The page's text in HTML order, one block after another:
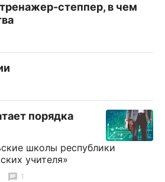
степпер, в чем
порядка
школы республики
учителя»
1